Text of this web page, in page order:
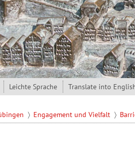
Leichte Sprache Translate into
Engagement und Vielfalt